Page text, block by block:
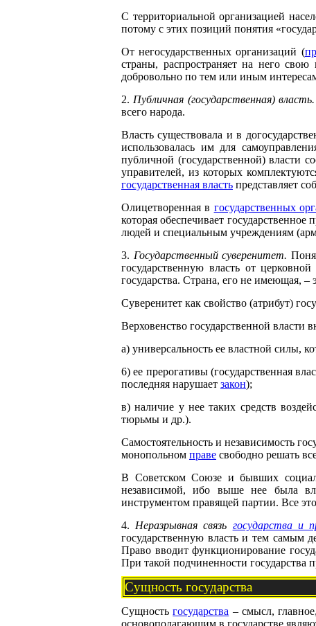
С территориальной организацией
потому с этих позиций понятия
От негосударственных организаций (
страны, распространяет на него
добровольно по тем или иным
2. Публичная (государственная) власть.
всего народа.
Власть существовала и в
использовалась им для
публичной (государственной) власти
управителей, из которых
государственная власть представляет
Олицетворенная в государственных
которая обеспечивает
людей и специальным учреждениям
3. Государственный суверенитет.
государственную власть от
государства. Страна, его не имеющая,
Суверенитет как свойство (атрибут)
Верховенство государственной власти
а) универсальность ее властной силы,
6) ее прерогативы (государственная
последняя нарушает закон);
в) наличие у нее таких средств
тюрьмы и др.).
Самостоятельность и независимость
монопольном праве свободно решать
В Советском Союзе и бывших
независимой, ибо выше нее была
инструментом правящей партии. Все
4. Неразрывная связь государства и
государственную власть и тем самым
Право вводит функционирование
При такой подчиненности государства
Сущность государства
Сущностьгосударства – смысл,
основополагающим в государстве